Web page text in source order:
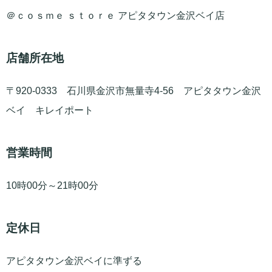
＠ｃｏｓｍｅ ｓｔｏｒｅ アピタタウン金沢ベイ店
店舗所在地
〒920-0333 石川県金沢市無量寺4-56 アピタタウン金沢
ベイ キレイポート
営業時間
10時00分～21時00分
定休日
アピタタウン金沢ベイに準ずる